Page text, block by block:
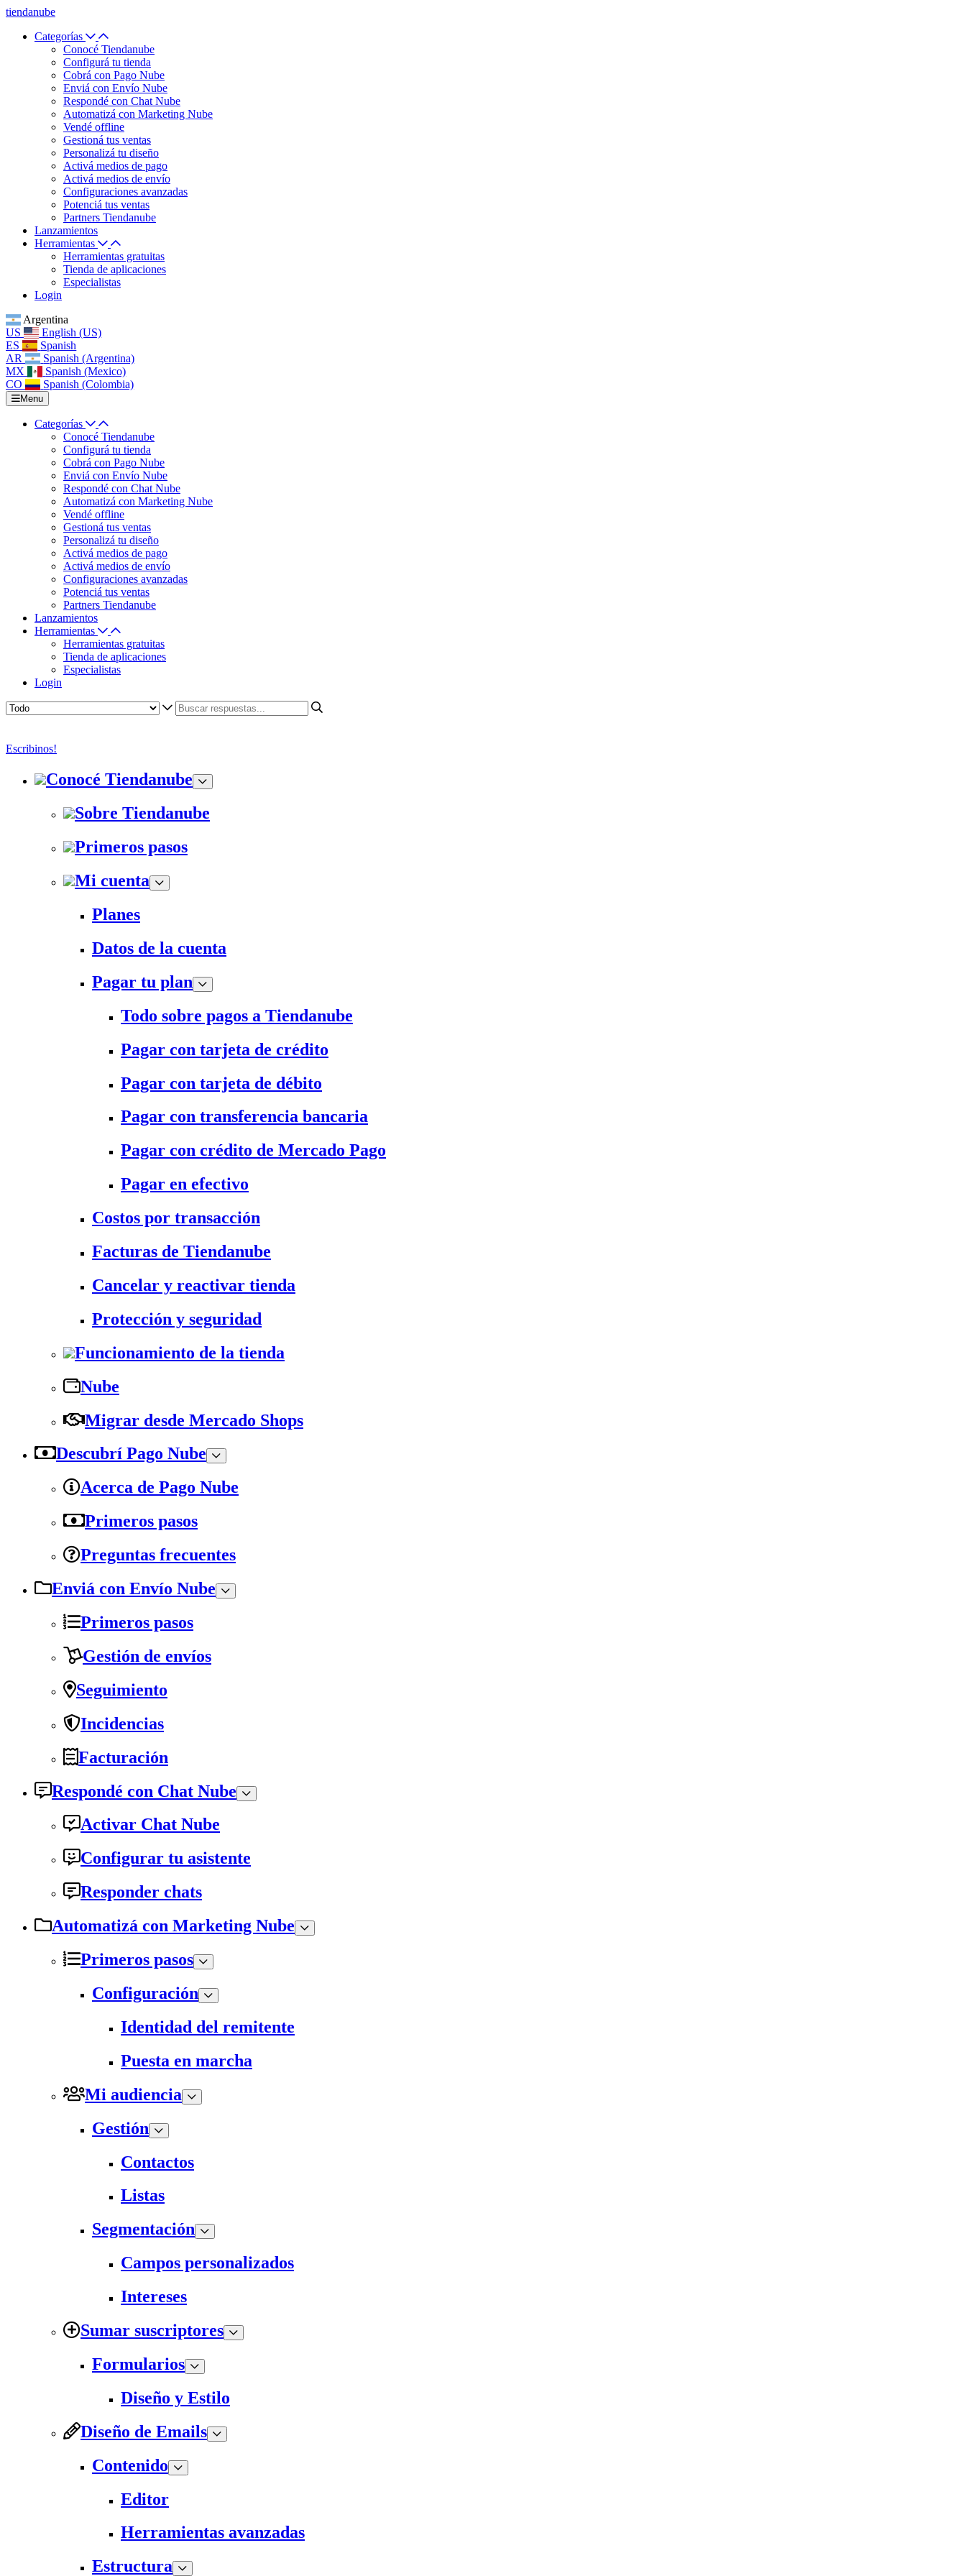
tiendanube
Categorías
Conocé Tiendanube
Configurá tu tienda
Cobrá con Pago Nube
Enviá con Envío Nube
Respondé con Chat Nube
Automatizá con Marketing Nube
Vendé offline
Gestioná tus ventas
Personalizá tu diseño
Activá medios de pago
Activá medios de envío
Configuraciones avanzadas
Potenciá tus ventas
Partners Tiendanube
Lanzamientos
Herramientas
Herramientas gratuitas
Tienda de aplicaciones
Especialistas
Login
Argentina
US
English (US)
ES
Spanish
AR
Spanish (Argentina)
MX
Spanish (Mexico)
CO
Spanish (Colombia)
Menu
Categorías
Conocé Tiendanube
Configurá tu tienda
Cobrá con Pago Nube
Enviá con Envío Nube
Respondé con Chat Nube
Automatizá con Marketing Nube
Vendé offline
Gestioná tus ventas
Personalizá tu diseño
Activá medios de pago
Activá medios de envío
Configuraciones avanzadas
Potenciá tus ventas
Partners Tiendanube
Lanzamientos
Herramientas
Herramientas gratuitas
Tienda de aplicaciones
Especialistas
Login
Escribinos!
Conocé Tiendanube
Sobre Tiendanube
Primeros pasos
Mi cuenta
Planes
Datos de la cuenta
Pagar tu plan
Todo sobre pagos a Tiendanube
Pagar con tarjeta de crédito
Pagar con tarjeta de débito
Pagar con transferencia bancaria
Pagar con crédito de Mercado Pago
Pagar en efectivo
Costos por transacción
Facturas de Tiendanube
Cancelar y reactivar tienda
Protección y seguridad
Funcionamiento de la tienda
Nube
Migrar desde Mercado Shops
Descubrí Pago Nube
Acerca de Pago Nube
Primeros pasos
Preguntas frecuentes
Enviá con Envío Nube
Primeros pasos
Gestión de envíos
Seguimiento
Incidencias
Facturación
Respondé con Chat Nube
Activar Chat Nube
Configurar tu asistente
Responder chats
Automatizá con Marketing Nube
Primeros pasos
Configuración
Identidad del remitente
Puesta en marcha
Mi audiencia
Gestión
Contactos
Listas
Segmentación
Campos personalizados
Intereses
Sumar suscriptores
Formularios
Diseño y Estilo
Diseño de Emails
Contenido
Editor
Herramientas avanzadas
Estructura